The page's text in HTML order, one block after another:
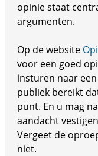
opinie staat
argumenten.
Op de website
voor een goed
insturen naar
publiek bereikt
punt. En u mag
aandacht
Vergeet de
niet.